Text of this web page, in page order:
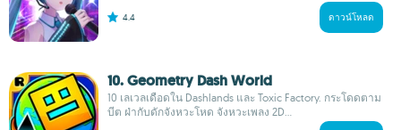
4.4 ดาวน์โหลด
10. Geometry Dash World
10 เลเวลเดือดใน Dashlands และ Toxic Factory. กระโดดตาม
บีต ฝ่ากับดักจังหวะโหด จังหวะเพลง 2D...